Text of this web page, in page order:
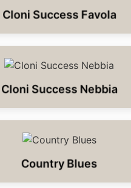
Cloni Success Favola
Cloni Success Nebbia
Country Blues